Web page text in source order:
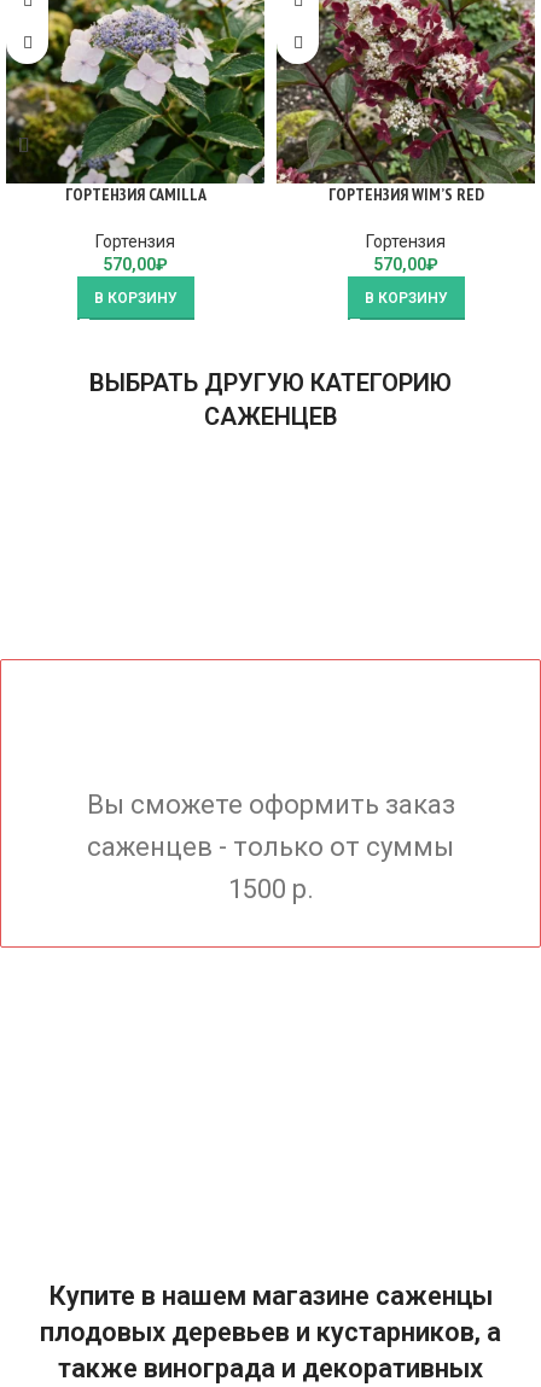
ГОРТЕНЗИЯ CAMILLA
Гортензия
570,00₽
В КОРЗИНУ
ГОРТЕНЗИЯ WIM’S RED
Гортензия
570,00₽
В КОРЗИНУ
ВЫБРАТЬ ДРУГУЮ КАТЕГОРИЮ
САЖЕНЦЕВ
Вы сможете оформить заказ
саженцев - только от суммы
1500 р.
Купите в нашем магазине саженцы
плодовых деревьев и кустарников, а
также винограда и декоративных